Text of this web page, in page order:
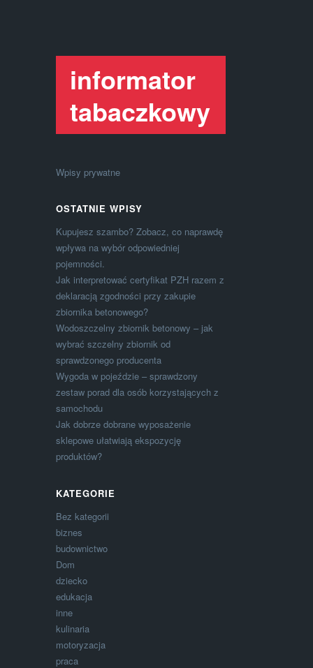
informator
tabaczkowy
Wpisy prywatne
OSTATNIE WPISY
Kupujesz szambo? Zobacz, co naprawdę
wpływa na wybór odpowiedniej
pojemności.
Jak interpretować certyfikat PZH razem z
deklaracją zgodności przy zakupie
zbiornika betonowego?
Wodoszczelny zbiornik betonowy – jak
wybrać szczelny zbiornik od
sprawdzonego producenta
Wygoda w pojeździe – sprawdzony
zestaw porad dla osób korzystających z
samochodu
Jak dobrze dobrane wyposażenie
sklepowe ułatwiają ekspozycję
produktów?
KATEGORIE
Bez kategorii
biznes
budownictwo
Dom
dziecko
edukacja
inne
kulinaria
motoryzacja
praca